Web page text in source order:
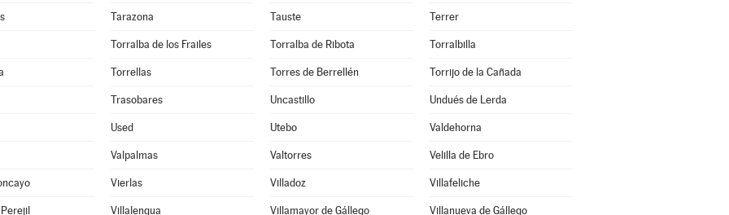
Tarazona Tauste Terrer
Torralba de los Frailes Torralba de Ribota Torralbilla
Torrellas Torres de Berrellén Torrijo de la Cañada
Trasobares Uncastillo Undués de Lerda
Used Utebo Valdehorna
Valpalmas Valtorres Velilla de Ebro
Vierlas Villadoz Villafeliche
Villalengua Villamayor de Gállego Villanueva de Gállego